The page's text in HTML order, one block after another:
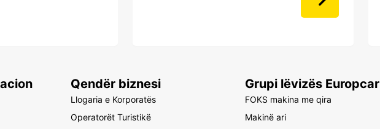
Qendër biznesi
Llogaria e Korporatës
Operatorët Turistikë
Grupi lëvizës Europcar
FOKS makina me qira
Makinë ari